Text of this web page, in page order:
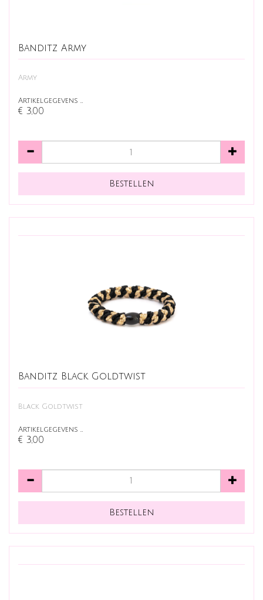
Banditz Army
Army
Artikelgegevens …
€ 3,00
Banditz Black Goldtwist
Black Goldtwist
Artikelgegevens …
€ 3,00